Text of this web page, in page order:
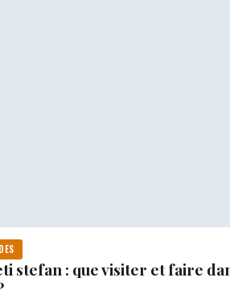
stefan : que visiter et faire